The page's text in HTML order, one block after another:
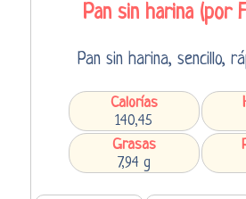
Pan sin harina (por
Pan sin harina, sencillo,
Calorías
140,45
Grasas
7,94 g